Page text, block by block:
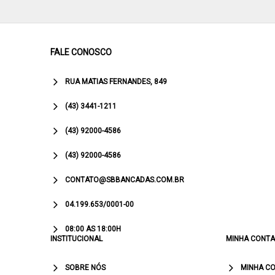
FALE CONOSCO
RUA MATIAS FERNANDES, 849
(43) 3441-1211
(43) 92000-4586
(43) 92000-4586
CONTATO@SBBANCADAS.COM.BR
04.199.653/0001-00
08:00 AS 18:00H
INSTITUCIONAL
SOBRE NÓS
MINHA CONTA
MINHA